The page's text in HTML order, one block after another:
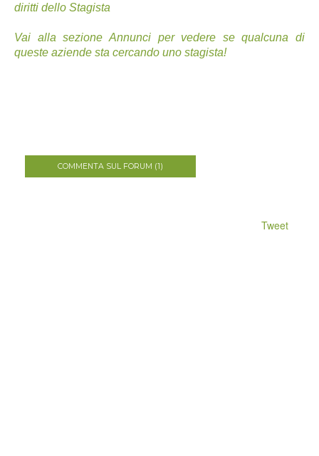
diritti dello Stagista
Vai alla sezione Annunci per vedere se qualcuna di
queste aziende sta cercando uno stagista!
COMMENTA SUL FORUM (1)
Tweet